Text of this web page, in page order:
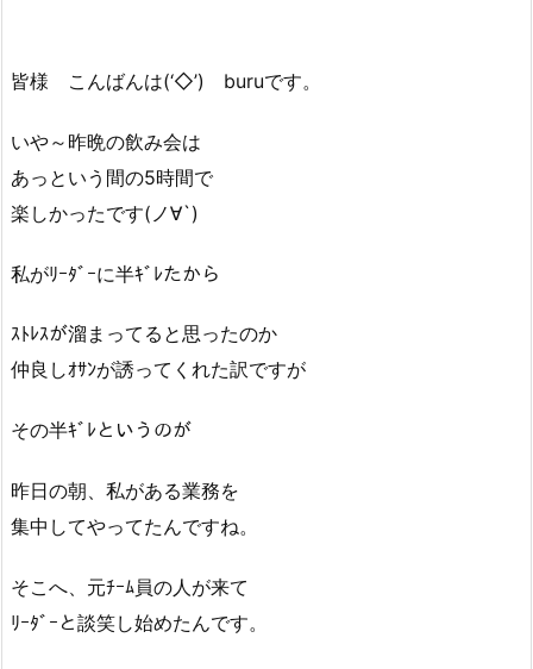
皆様 こんばんは(‘◇’)ゞburuです。
いや～昨晩の飲み会は
あっという間の5時間で
楽しかったです(ノ∀`)
私がﾘｰﾀﾞｰに半ｷﾞﾚたから
ｽﾄﾚｽが溜まってると思ったのか
仲良しｵｻﾝが誘ってくれた訳ですが
その半ｷﾞﾚというのが
昨日の朝、私がある業務を
集中してやってたんですね。
そこへ、元ﾁｰﾑ員の人が来て
ﾘｰﾀﾞｰと談笑し始めたんです。